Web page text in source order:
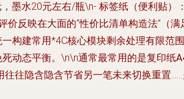
，墨水20元左右/瓶\n- 标签纸（便利贴）
价反映在大面的“性价比清单构造法”
构建常用*4C核心模块剩余处理有限范围
动态平衡。\n\n通常最常用的是复印纸
往隐含隐含节省另一笔未来切换重置